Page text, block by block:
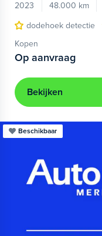
2023
48.000 km
dodehoek detectie
Kopen
Op aanvraag
Bekijken
Beschikbaar